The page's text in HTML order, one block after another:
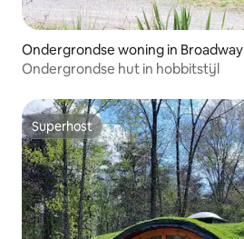
Ondergrondse woning in Broadway
Ondergrondse hut in hobbitstijl
Superhost
Superhost